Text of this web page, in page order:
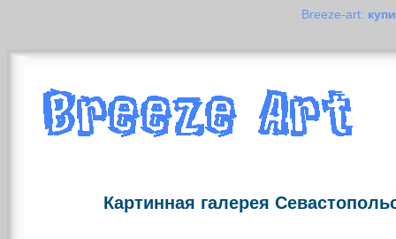
Breeze-art:
Картинная галерея